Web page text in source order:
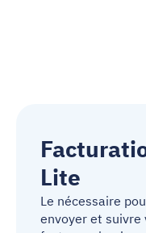
Lite
Le nécessaire
envoyer et suivre